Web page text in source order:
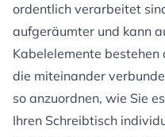
ordentlich verarbeitet
aufgeräumter und kann
Kabelelemente
die miteinander
so anzuordnen, wie Sie
Ihren Schreibtisch